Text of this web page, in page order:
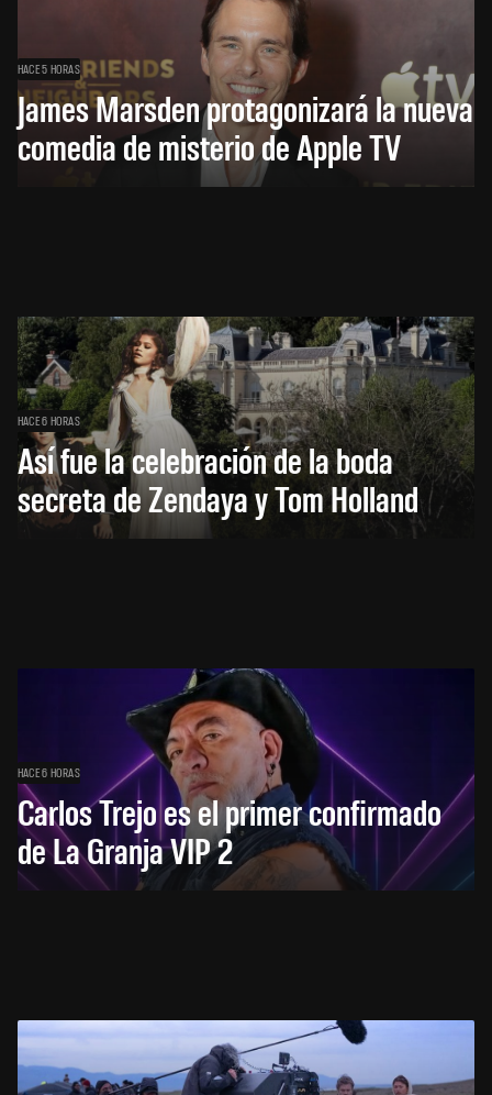
HACE 5 HORAS
James Marsden protagonizará la nueva
comedia de misterio de Apple TV
HACE 6 HORAS
Así fue la celebración de la boda
secreta de Zendaya y Tom Holland
HACE 6 HORAS
Carlos Trejo es el primer confirmado
de La Granja VIP 2